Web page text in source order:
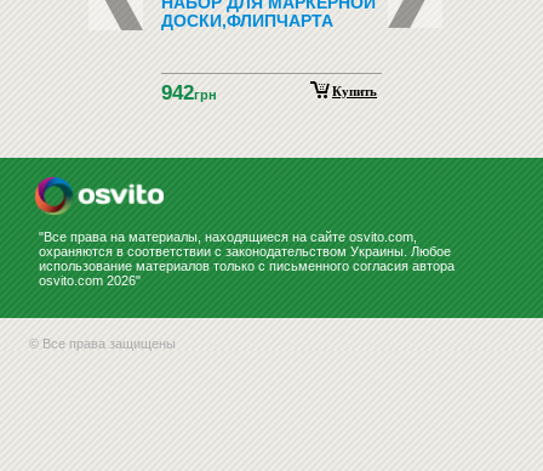
ДОСКИ,ФЛИПЧАРТА
942грн Купить
ДЛЯ ЖИВОТНЫХ)
"Все права на материалы, находящиеся на сайте osvito.com,
охраняются в соответствии с законодательством Украины. Любое
использование материалов только с письменного согласия автора
osvito.com 2026"
© Все права защищены